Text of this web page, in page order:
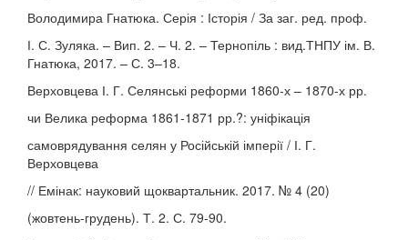
Володимира Гнатюка. Серія : Історія / За заг. ред. проф.
І. С. Зуляка. – Вип. 2. – Ч. 2. – Тернопіль : вид.ТНПУ ім. В.
Гнатюка, 2017. – С. 3–18.
Верховцева І. Г. Селянські реформи 1860-х – 1870-х рр.
чи Велика реформа 1861-1871 рр.?: уніфікація
самоврядування селян у Російській імперії / І. Г.
Верховцева
// Емінак: науковий щоквартальник. 2017. № 4 (20)
(жовтень-грудень). Т. 2. С. 79-90.